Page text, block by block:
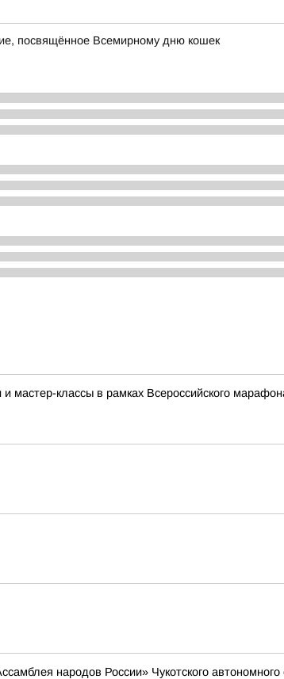
посвящённое Всемирному дню кошек
классы в рамках Всероссийского
народов России» Чукотского автономного